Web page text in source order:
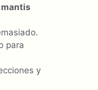
mantis
para
y